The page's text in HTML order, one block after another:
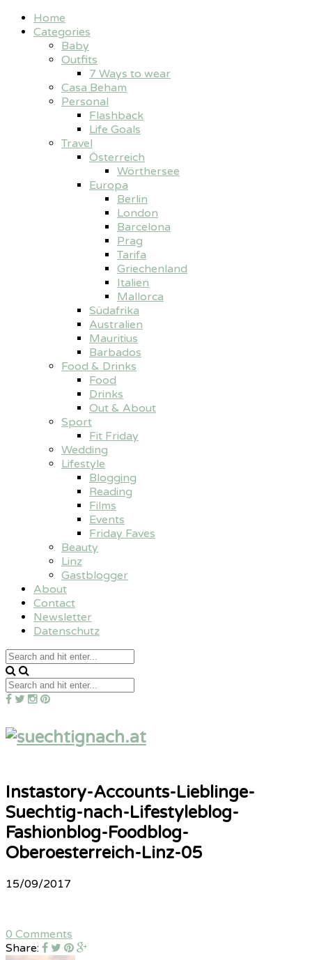
Home
Categories
Baby
Outfits
7 Ways to wear
Casa Beham
Personal
Flashback
Life Goals
Travel
Österreich
Wörthersee
Europa
Berlin
London
Barcelona
Prag
Tarifa
Griechenland
Italien
Mallorca
Südafrika
Australien
Mauritius
Barbados
Food & Drinks
Food
Drinks
Out & About
Sport
Fit Friday
Wedding
Lifestyle
Blogging
Reading
Films
Events
Friday Faves
Beauty
Linz
Gastblogger
About
Contact
Newsletter
Datenschutz
Instastory-Accounts-Lieblinge-
Suechtig-nach-Lifestyleblog-
Fashionblog-Foodblog-
Oberoesterreich-Linz-05
15/09/2017
0 Comments
Share: